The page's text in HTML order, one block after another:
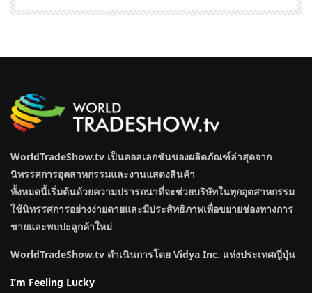
WorldTradeShow.tv เป็นคอลเลกชันของผลิตภัณฑ์ล่าสุดจาก
นิทรรศการอุตสาหกรรมและงานแสดงสินค้า
ทั้งหมดนี้เริ่มต้นด้วยความปรารถนาที่จะช่วยบริษัทในทุกอุตสาหกรรม
ใช้นิทรรศการอย่างง่ายดายและมีประสิทธิภาพเพื่อขยายช่องทางการ
ขายและพบปะลูกค้าใหม่
WorldTradeShow.tv ดำเนินการโดย Vidya Inc. แห่งประเทศญี่ปุ่น
I’m Feeling Lucky